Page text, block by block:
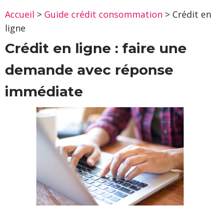
Accueil > Guide crédit consommation > Crédit en
ligne
Crédit en ligne : faire une
demande avec réponse
immédiate